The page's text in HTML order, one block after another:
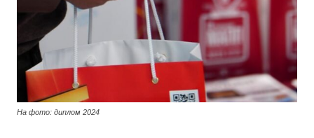
На фото: диплом 2024